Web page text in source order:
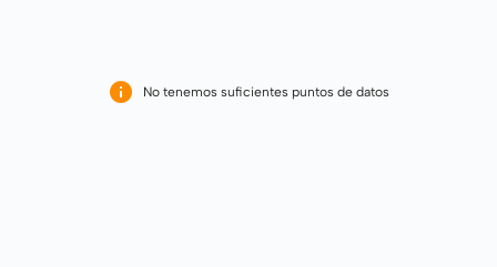
No tenemos suficientes puntos de datos